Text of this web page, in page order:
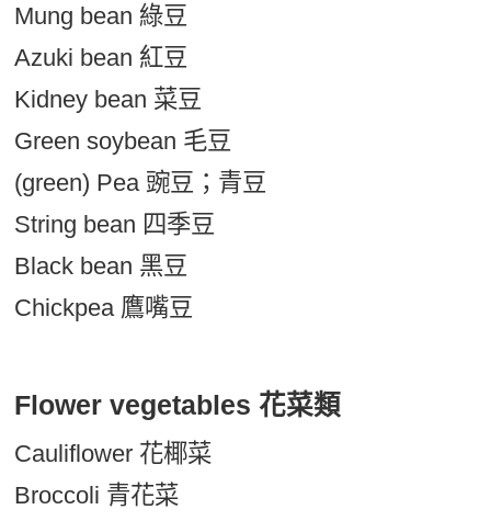
Mung bean 綠豆
Azuki bean 紅豆
Kidney bean 菜豆
Green soybean 毛豆
(green) Pea 豌豆；青豆
String bean 四季豆
Black bean 黑豆
Chickpea 鷹嘴豆
Flower vegetables 花菜類
Cauliflower 花椰菜
Broccoli 青花菜